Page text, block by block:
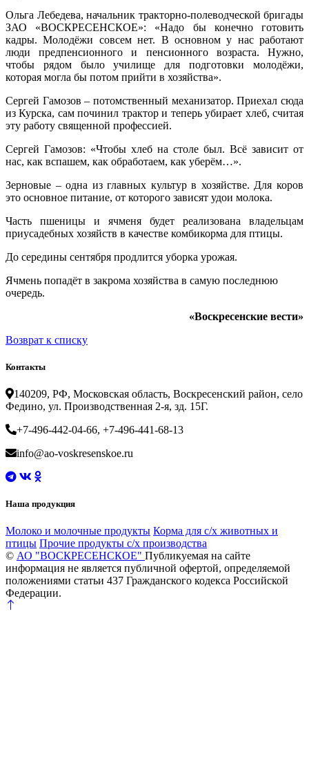
Ольга Лебедева, начальник тракторно-полеводческой бригады
ЗАО «ВОСКРЕСЕНСКОЕ»: «Надо бы конечно готовить
кадры. Молодёжи совсем нет. В основном у нас работают
люди предпенсионного и пенсионного возраста. Нужно,
чтобы рядом было училище для подготовки молодёжи,
которая могла бы потом прийти в хозяйства».
Сергей Гамозов – потомственный механизатор. Приехал сюда
из Курска, сам починил трактор и теперь убирает хлеб, считая
эту работу священной профессией.
Сергей Гамозов: «Чтобы хлеб на столе был. Всё зависит от
нас, как вспашем, как обработаем, как уберём…».
Зерновые – одна из главных культур в хозяйстве. Для коров
это основное питание, от которого зависят удои молока.
Часть пшеницы и ячменя будет реализована владельцам
приусадебных хозяйств в качестве комбикорма для птицы.
До середины сентября продлится уборка урожая.
Ячмень попадёт в закрома хозяйства в самую последнюю
очередь.
«Воскресенские вести»
Возврат к списку
Контакты
140209, РФ, Московская область, Воскресенский район, село
Федино, ул. Производственная 2-я, зд. 15Г.
+7-496-442-04-66, +7-496-441-68-13
info@ao-voskresenskoe.ru
Наша продукция
Молоко и молочные продукты Корма для с/х животных и
птицы Прочие продукты с/х производства
© АО "ВОСКРЕСЕНСКОЕ" Публикуемая на сайте
информация не является публичной офертой, определяемой
положениями статьи 437 Гражданского кодекса Российской
Федерации.